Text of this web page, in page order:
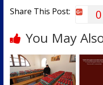
Share This Post: 0
You May